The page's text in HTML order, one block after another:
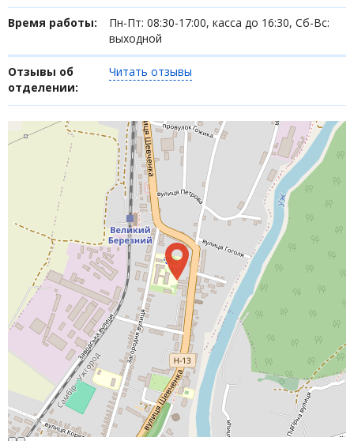
Отзывы
Депозиты юр. лиц
Кредити для бізнеса
Интернет-банкинг
Банки-партнеры
Счета для бизнеса
Финансовые результаты
Время работы:
Пн-Пт: 08:30-17:00, касса до 16:30, Сб-Вс:
выходной
Отзывы об
отделении:
Читать отзывы